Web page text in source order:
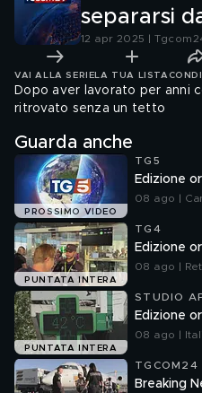
separarsi
12 apr 2025 |
VAI ALLA SERIE LA TUA LISTA
Dopo aver lavorato per anni
ritrovato senza un tetto
Guarda anche
PROSSIMO VIDEO
TG5
Edizione
08 ago |
PUNTATA INTERA
TG4
Edizione
08 ago |
PUNTATA INTERA
STUDIO
Edizione
08 ago |
TGCOM24
Breaking